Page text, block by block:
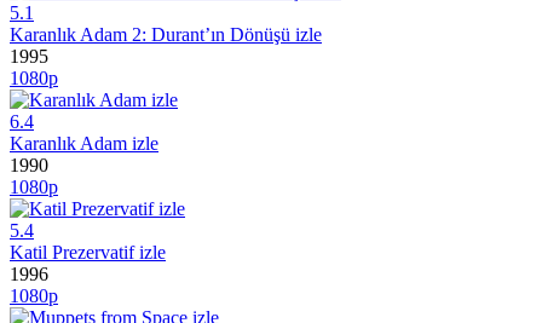
5.1
Karanlık Adam 2: Durant’ın Dönüşü izle
1995
1080p
6.4
Karanlık Adam izle
1990
1080p
5.4
Katil Prezervatif izle
1996
1080p